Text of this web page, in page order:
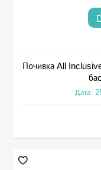
Почивка All
Дата: